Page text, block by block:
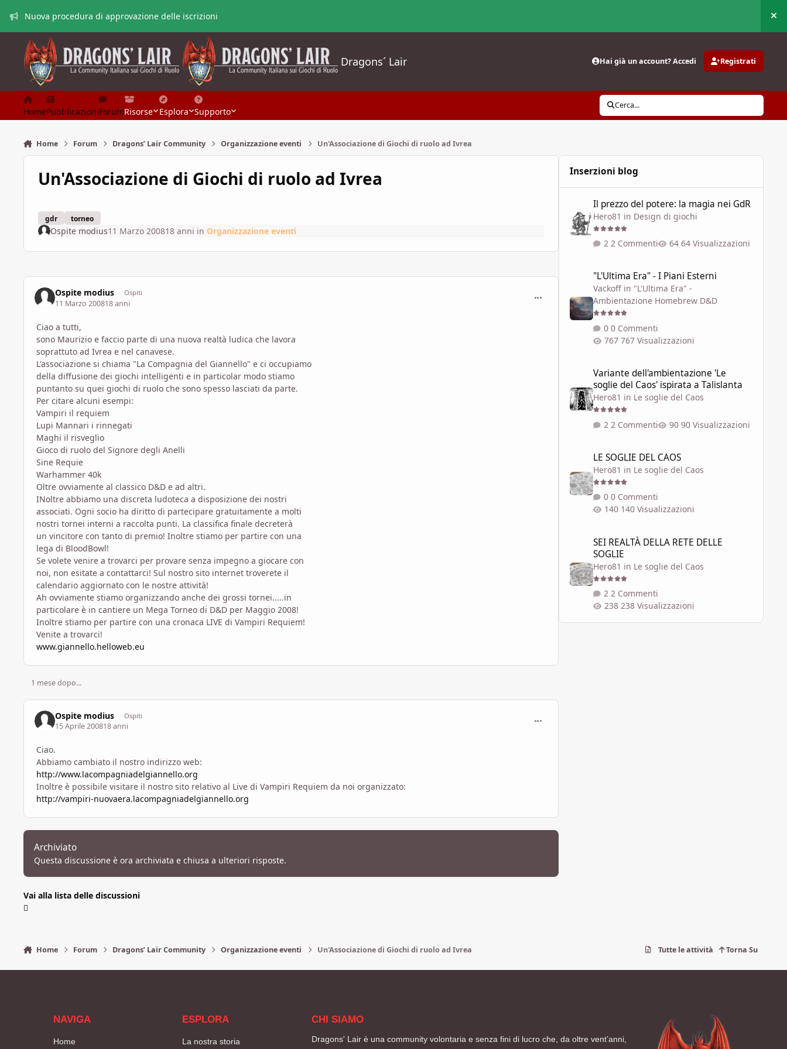
Nuova procedura di approvazione delle iscrizioni
Dragons´ Lair Hai già un account? Accedi Registrati
HomePubblicazioniForumRisorse Esplora Supporto
Cerca...
Home Forum Dragons’ Lair Community Organizzazione eventi Un'Associazione di Giochi di ruolo ad Ivrea
Un'Associazione di Giochi di ruolo ad Ivrea
gdr torneo
Ospite modius11 Marzo 200818 anni in Organizzazione eventi
Ospite modius Ospiti
11 Marzo 200818 anni
comment_449805
Ciao a tutti,
sono Maurizio e faccio parte di una nuova realtà ludica che lavora
soprattuto ad Ivrea e nel canavese.
L'associazione si chiama "La Compagnia del Giannello" e ci occupiamo
della diffusione dei giochi intelligenti e in particolar modo stiamo
puntanto su quei giochi di ruolo che sono spesso lasciati da parte.
Per citare alcuni esempi:
Vampiri il requiem
Lupi Mannari i rinnegati
Maghi il risveglio
Gioco di ruolo del Signore degli Anelli
Sine Requie
Warhammer 40k
Oltre ovviamente al classico D&D e ad altri.
INoltre abbiamo una discreta ludoteca a disposizione dei nostri
associati. Ogni socio ha diritto di partecipare gratuitamente a molti
nostri tornei interni a raccolta punti. La classifica finale decreterà
un vincitore con tanto di premio! Inoltre stiamo per partire con una
lega di BloodBowl!
Se volete venire a trovarci per provare senza impegno a giocare con
noi, non esitate a contattarci! Sul nostro sito internet troverete il
calendario aggiornato con le nostre attività!
Ah ovviamente stiamo organizzando anche dei grossi tornei.....in
particolare è in cantiere un Mega Torneo di D&D per Maggio 2008!
Inoltre stiamo per partire con una cronaca LIVE di Vampiri Requiem!
Venite a trovarci!
www.giannello.helloweb.eu
1 mese dopo...
Ospite modius Ospiti
15 Aprile 200818 anni
Ciao.
Abbiamo cambiato il nostro indirizzo web:
http://www.lacompagniadelgiannello.org
Inoltre è possibile visitare il nostro sito relativo al Live di Vampiri Requiem da noi organizzato:
http://vampiri-nuovaera.lacompagniadelgiannello.org
Archiviato
Questa discussione è ora archiviata e chiusa a ulteriori risposte.
Vai alla lista delle discussioni
Inserzioni blog
Il prezzo del potere: la magia nei GdR
Hero81 in Design di giochi
2 Commenti 64 Visualizzazioni
"L'Ultima Era" - I Piani Esterni
Vackoffin "L'Ultima Era" -
Ambientazione Homebrew D&D
0 Commenti
767 Visualizzazioni
Variante dell'ambientazione 'Le
soglie del Caos' ispirata a Talislanta
Hero81 in Le soglie del Caos
2 Commenti 90 Visualizzazioni
LE SOGLIE DEL CAOS
Hero81 in Le soglie del Caos
0 Commenti
140 Visualizzazioni
SEI REALTÀ DELLA RETE DELLE
SOGLIE
Hero81 in Le soglie del Caos
2 Commenti
238 Visualizzazioni
Home Forum Dragons’ Lair Community Organizzazione eventi Un'Associazione di Giochi di ruolo ad Ivrea Tutte le attività Torna Su
NAVIGA
Home
ESPLORA
La nostra storia
CHI SIAMO
Dragons' Lair è una community volontaria e senza fini di lucro che, da oltre vent’anni,